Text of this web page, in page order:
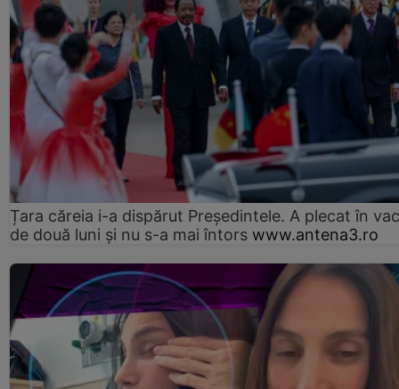
Țara căreia i-a dispărut Președintele. A plecat în
de două luni și nu s-a mai întors www.antena3.ro